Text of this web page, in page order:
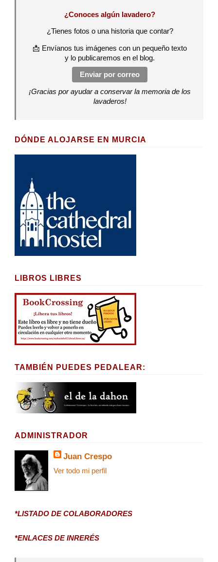
¿Conoces algún lavadero?
¿Tienes fotos o una historia que contar?
📩 Envíanos tus imágenes con un pequeño texto
y lo publicaremos en el blog.
Enviar por correo
¡Gracias por ayudar a conservar la memoria de los
lavaderos!
DÓNDE ALOJARSE EN MURCIA
LIBROS LIBRES
TAMBIÉN PUEDES PEDALEAR:
ADMINISTRADOR
Juan Crespo
Ver todo mi perfil
*LISTADO DE COLABORADORES
*ENLACES DE INRERÉS